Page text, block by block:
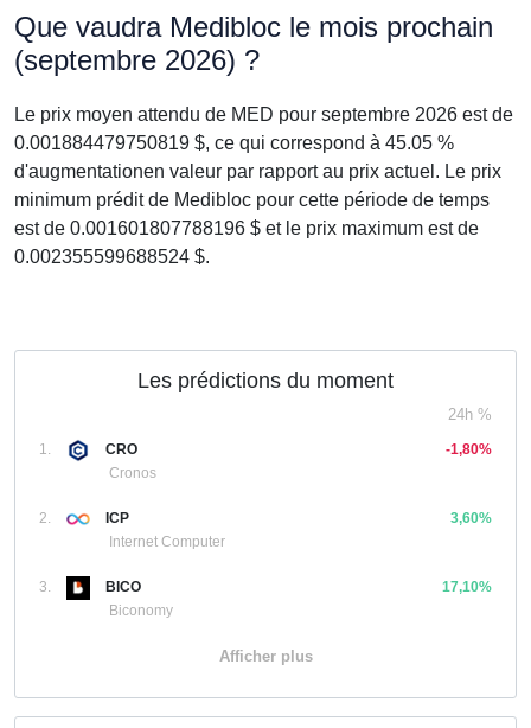
Que vaudra Medibloc le mois prochain
(septembre 2026) ?
Le prix moyen attendu de MED pour septembre 2026 est de
0.001884479750819 $, ce qui correspond à 45.05 %
d'augmentationen valeur par rapport au prix actuel. Le prix
minimum prédit de Medibloc pour cette période de temps
est de 0.001601807788196 $ et le prix maximum est de
0.002355599688524 $.
Les prédictions du moment
24h %
1.
CRO
Cronos
-1,80%
2.
ICP
Internet Computer
3,60%
3.
BICO
Biconomy
17,10%
Afficher plus